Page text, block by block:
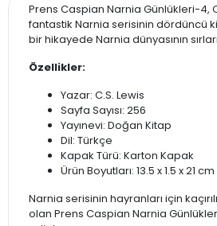
Prens Caspian Narnia Günlükleri-4,
fantastik Narnia serisinin dördüncü
bir hikayede Narnia dünyasının
Özellikler:
Yazar: C.S. Lewis
Sayfa Sayısı: 256
Yayınevi: Doğan Kitap
Dil: Türkçe
Kapak Türü: Karton Kapak
Ürün Boyutları: 13.5 x 1.5 x 21 cm
Narnia serisinin hayranları için
olan Prens Caspian Narnia